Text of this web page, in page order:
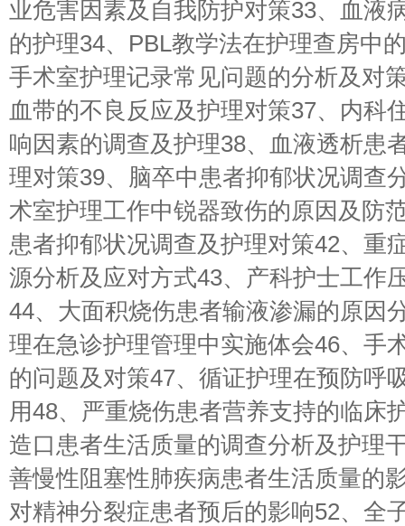
业危害因素及自我防护对策33、血液
的护理34、PBL教学法在护理查房中
手术室护理记录常见问题的分析及对
血带的不良反应及护理对策37、内科
响因素的调查及护理38、血液透析患
理对策39、脑卒中患者抑郁状况调查
术室护理工作中锐器致伤的原因及防
患者抑郁状况调查及护理对策42、重
源分析及应对方式43、产科护士工作
44、大面积烧伤患者输液渗漏的原因
理在急诊护理管理中实施体会46、手
的问题及对策47、循证护理在预防呼
用48、严重烧伤患者营养支持的临床
造口患者生活质量的调查分析及护理
善慢性阻塞性肺疾病患者生活质量的
对精神分裂症患者预后的影响52、全